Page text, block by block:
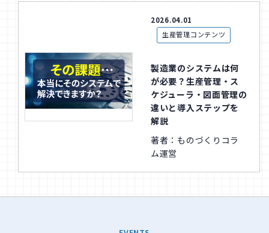
2026.04.01
生産管理コンテンツ
製造業のシステムは何
が必要？生産管理・ス
ケジューラ・図面管理の
違いと導入ステップを
解説
著者：ものづくりコラ
ム運営